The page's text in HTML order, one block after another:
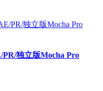
独立版Mocha Pro